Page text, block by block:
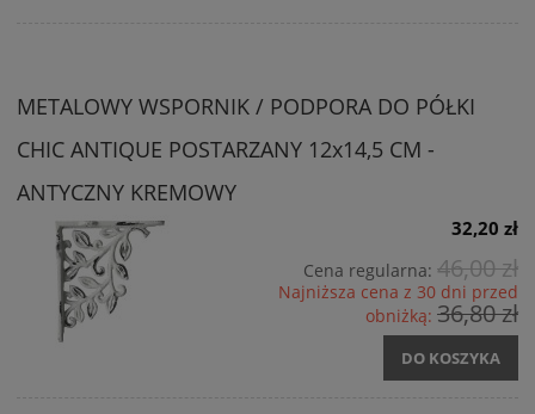
METALOWY WSPORNIK / PODPORA DO PÓŁKI
CHIC ANTIQUE POSTARZANY 12x14,5 CM -
ANTYCZNY KREMOWY
32,20 zł
Cena regularna: 46,00 zł
Najniższa cena z 30 dni przed
obniżką: 36,80 zł
DO KOSZYKA